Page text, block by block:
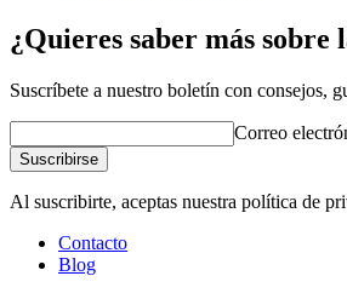
¿Quieres saber más sobre
Suscríbete a nuestro boletín con consejos,
Correo
Suscribirse
Al suscribirte, aceptas nuestra política de
Contacto
Blog